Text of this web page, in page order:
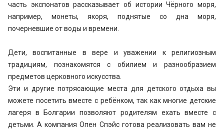
часть экспонатов рассказывает об истории Чёрного моря,
например, монеты, якоря, поднятые со дна моря,
почерневшие от воды и времени.
Дети, воспитанные в вере и уважении к религиозным
традициям, познакомятся с обилием и разнообразием
предметов церковного искусства.
Эти и другие потрясающие места для детского отдыха вы
можете посетить вместе с ребёнком, так как многие детские
лагеря в Болгарии позволяют родителям ехать вместе с
детьми. А компания Опен Спэйс готова реализовать вам не